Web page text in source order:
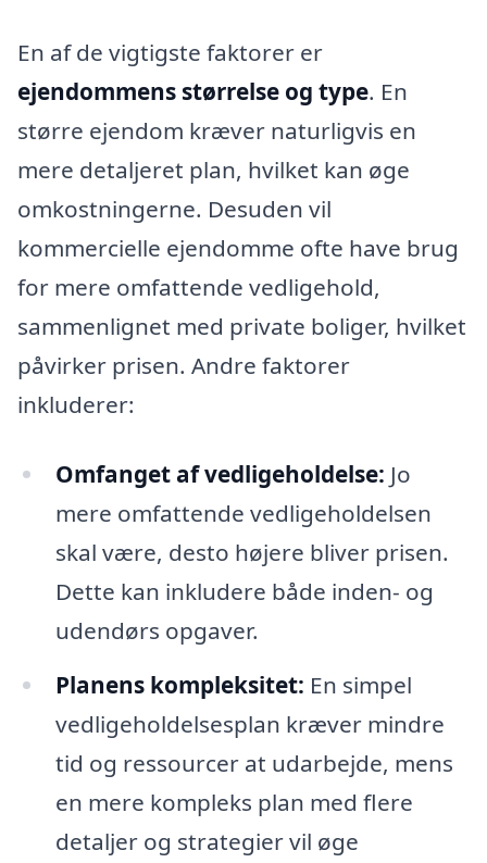
En af de vigtigste faktorer er
ejendommens størrelse og type. En
større ejendom kræver naturligvis en
mere detaljeret plan, hvilket kan øge
omkostningerne. Desuden vil
kommercielle ejendomme ofte have brug
for mere omfattende vedligehold,
sammenlignet med private boliger, hvilket
påvirker prisen. Andre faktorer
inkluderer:
Omfanget af vedligeholdelse: Jo
mere omfattende vedligeholdelsen
skal være, desto højere bliver prisen.
Dette kan inkludere både inden- og
udendørs opgaver.
Planens kompleksitet: En simpel
vedligeholdelsesplan kræver mindre
tid og ressourcer at udarbejde, mens
en mere kompleks plan med flere
detaljer og strategier vil øge